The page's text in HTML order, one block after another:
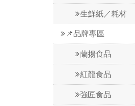
生鮮紙／耗材
📌品牌專區
蘭揚食品
紅龍食品
強匠食品